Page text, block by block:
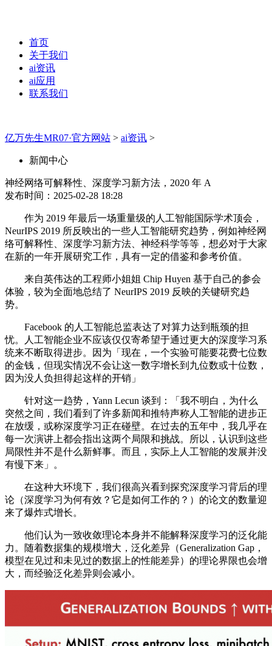
首页
关于我们
ai资讯
ai应用
联系我们
亿万先生MR07·官方网站 > ai资讯 >
新闻中心
神经网络可解释性、深度学习新方法，2020 年 A
发布时间：2025-02-28 18:28
作为 2019 年最后一场重量级的人工智能国际学术顶会，
NeurIPS 2019 所反映出的一些人工智能研究趋势，例如神经网
络可解释性、深度学习新方法、神经科学等等，想必对于大家
在新的一年开展研究工作，具有一定的借鉴和参考价值。
来自英伟达的工程师小姐姐 Chip Huyen 基于自己的参会
体验，较为全面地总结了 NeurIPS 2019 反映的关键研究趋
势。
Facebook 的人工智能总监表达了对算力达到瓶颈的担
忧。人工智能企业不应该仅仅寄希望于通过更大的深度学习系
统来不断取得进步。因为「现在，一个实验可能要花费七位数
的金钱，但现实情况不会让这一数字增长到九位数或十位数，
因为没人负担得起这样的开销」
针对这一趋势，Yann Lecun 谈到：「我不明白，为什么
突然之间，我们看到了许多新闻和推特声称人工智能的进步正
在放缓，或称深度学习正在碰壁。在过去的五年中，我几乎在
每一次演讲上都会指出这两个局限和挑战。所以，认识到这些
局限性并不是什么新鲜事。而且，实际上人工智能的发展并没
有慢下来」。
在这种大环境下，我们很高兴看到探究深度学习背后的理
论（深度学习为何有效？它是如何工作的？）的论文的数量迎
来了爆炸式增长。
他们认为一致收敛理论本身并不能解释深度学习的泛化能
力。随着数据集的规模增大，泛化差异（Generalization Gap，
模型在见过和未见过的数据上的性能差异）的理论界限也会增
大，而经验泛化差异则会减小。